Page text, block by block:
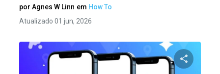
por Agnes W Linn em How To
Atualizado 01 jun, 2026